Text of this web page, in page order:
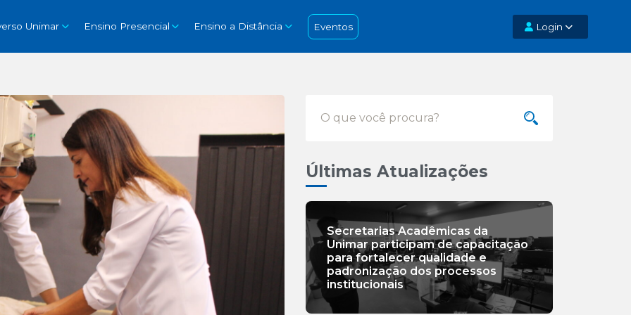
Unimar Ensino Presencial Ensino a Distância Eventos Login
Últimas Atualizações
Secretarias Acadêmicas da
Unimar participam de capacitação
para fortalecer qualidade e
padronização dos processos
institucionais